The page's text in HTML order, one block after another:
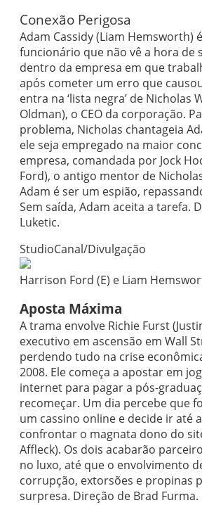
Conexão Perigosa
Adam Cassidy (Liam Hemsworth)
funcionário que não vê a hora de
dentro da empresa em que
após cometer um erro que
entra na ‘lista negra’ de Nicholas
Oldman), o CEO da corporação.
problema, Nicholas chantageia
ele seja empregado na maior
empresa, comandada por Jock
Ford), o antigo mentor de
Adam é ser um espião,
Sem saída, Adam aceita a tarefa.
Luketic.
StudioCanal/Divulgação
Harrison Ford (E) e Liam
Aposta Máxima
A trama envolve Richie Furst
executivo em ascensão em Wall
perdendo tudo na crise
2008. Ele começa a apostar em
internet para pagar a pós-
recomeçar. Um dia percebe que
um cassino online e decide ir até
confrontar o magnata dono do
Affleck). Os dois acabarão
no luxo, até que o envolvimento
corrupção, extorsões e propinas
surpresa. Direção de Brad Furma.